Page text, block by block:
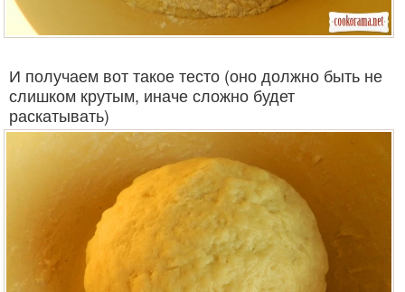
И получаем вот такое тесто (оно должно быть не
слишком крутым, иначе сложно будет
раскатывать)